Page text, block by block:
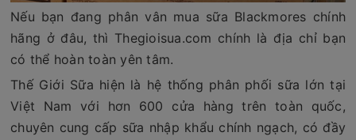
Nếu bạn đang phân vân mua sữa Blackmores chính
hãng ở đâu, thì Thegioisua.com chính là địa chỉ bạn
có thể hoàn toàn yên tâm.
Thế Giới Sữa hiện là hệ thống phân phối sữa lớn tại
Việt Nam với hơn 600 cửa hàng trên toàn quốc,
chuyên cung cấp sữa nhập khẩu chính ngạch, có đầy